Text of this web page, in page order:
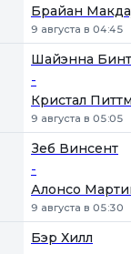
Брайан
9 августа в 04:45
Шайэнна
-
Кристал
9 августа в 05:05
Зеб Винсент
-
Алонсо
9 августа в 05:30
Бэр Хилл